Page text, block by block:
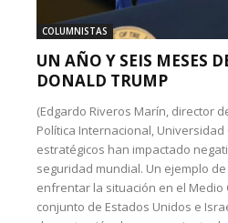
COLUMNISTAS
UN AÑO Y SEIS MESES
DONALD TRUMP
(Edgardo Riveros Marín, director
Política Internacional, Universidad
estratégicos han impactado
seguridad mundial. Un ejemplo
enfrentar la situación en el Medio
conjunto de Estados Unidos e